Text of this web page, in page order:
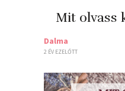
Mit olvass
Dalma
2 ÉV EZELŐTT